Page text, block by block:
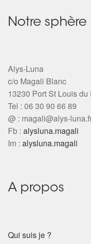
Notre sphère
Alys-Luna
c/o Magali Blanc
13230 Port St Louis du
Tel : 06 30 90 66 89
@ : magali@alys-
Fb : alysluna.magali
Im : alysluna.magali
A propos
Qui suis je ?